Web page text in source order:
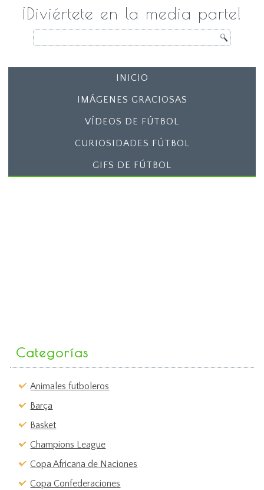
¡Diviértete en la media parte!
INICIO
IMÁGENES GRACIOSAS
VÍDEOS DE FÚTBOL
CURIOSIDADES FÚTBOL
GIFS DE FÚTBOL
Categorías
Animales futboleros
Barça
Basket
Champions League
Copa Africana de Naciones
Copa Confederaciones